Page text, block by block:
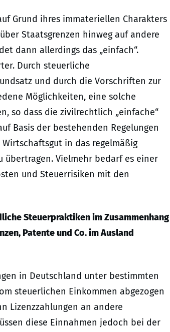
Grund ihres immateriellen Charakters
Staatsgrenzen hinweg auf andere
dann allerdings das „einfach“.
Durch steuerliche
und durch die Vorschriften zur
Möglichkeiten, eine solche
so dass die zivilrechtlich „einfache“
Basis der bestehenden Regelungen
in das regelmäßig
übertragen. Vielmehr bedarf es einer
und Steuerrisiken mit den
Steuerpraktiken im Zusammenhang
Patente und Co. im Ausland
in Deutschland unter bestimmten
steuerlichen Einkommen abgezogen
Lizenzzahlungen an andere
diese Einnahmen jedoch bei der